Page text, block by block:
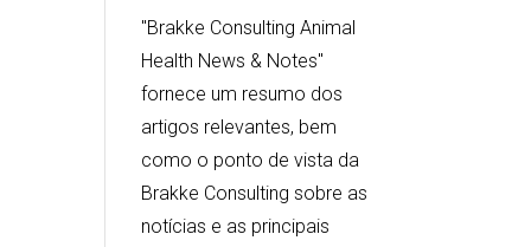
"Brakke Consulting Animal
Health News & Notes"
fornece um resumo dos
artigos relevantes, bem
como o ponto de vista da
Brakke Consulting sobre as
notícias e as principais